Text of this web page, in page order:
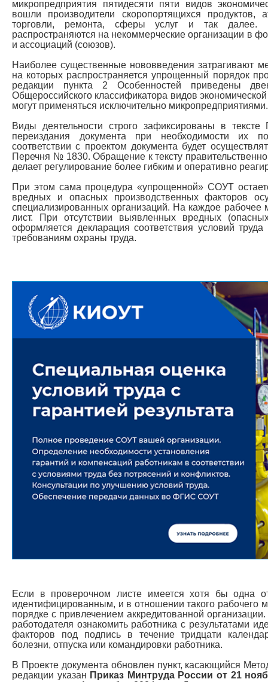
микропредприятия пятидесяти пяти видов
вошли производители скоропортящихся продуктов,
торговли, ремонта, сферы услуг и так далее.
распространяются на некоммерческие организации в
и ассоциаций (союзов).
Наиболее существенные нововведения затрагивают
на которых распространяется упрощенный порядок
редакции пункта 2 Особенностей приведены
Общероссийского классификатора видов
могут применяться исключительно микропредприятиями.
Виды деятельности строго зафиксированы в
переиздания документа при необходимости их
соответствии с проектом документа будет
Перечня № 1830. Обращение к тексту
делает регулирование более гибким и оперативно
При этом сама процедура «упрощенной» СОУТ
вредных и опасных производственных факторов
специализированных организаций. На каждое рабочее
лист. При отсутствии выявленных вредных
оформляется декларация соответствия условий
требованиям охраны труда.
Если в проверочном листе имеется хотя бы одна
идентифицированным, и в отношении такого
порядке с привлечением аккредитованной
работодателя ознакомить работника с результатами
факторов под подпись в течение тридцати
болезни, отпуска или командировки работника.
В Проекте документа обновлен пункт, касающийся
редакции указан Приказ Минтруда России от 21